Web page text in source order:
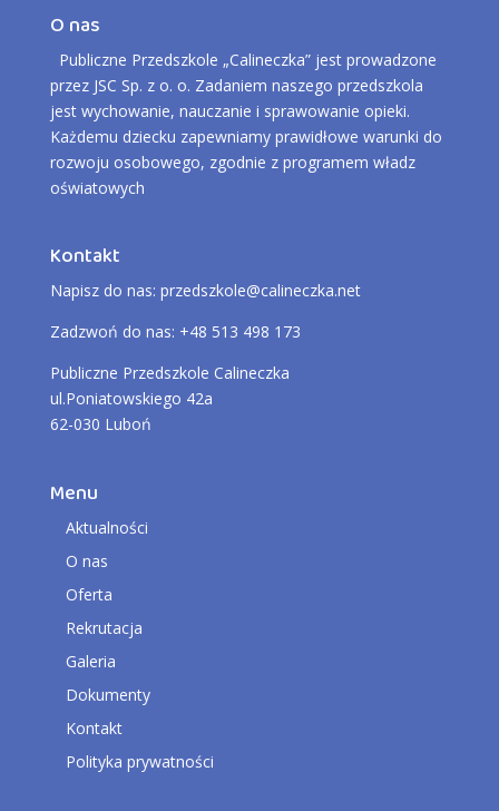
O nas
Publiczne Przedszkole „Calineczka” jest prowadzone
przez JSC Sp. z o. o. Zadaniem naszego przedszkola
jest wychowanie, nauczanie i sprawowanie opieki.
Każdemu dziecku zapewniamy prawidłowe warunki do
rozwoju osobowego, zgodnie z programem władz
oświatowych
Kontakt
Napisz do nas: przedszkole@calineczka.net
Zadzwoń do nas: +48 513 498 173
Publiczne Przedszkole Calineczka
ul.Poniatowskiego 42a
62-030 Luboń
Menu
Aktualności
O nas
Oferta
Rekrutacja
Galeria
Dokumenty
Kontakt
Polityka prywatności